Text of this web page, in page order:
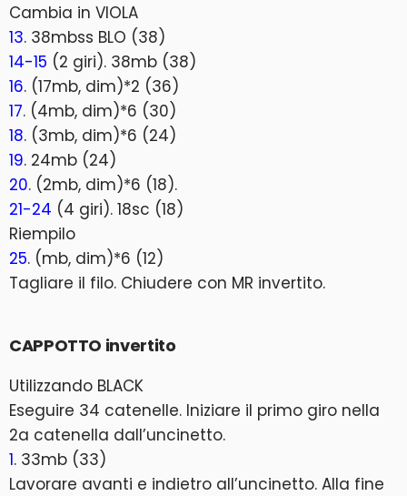
Cambia in VIOLA
13. 38mbss BLO (38)
14-15 (2 giri). 38mb (38)
16. (17mb, dim)*2 (36)
17. (4mb, dim)*6 (30)
18. (3mb, dim)*6 (24)
19. 24mb (24)
20. (2mb, dim)*6 (18).
21-24 (4 giri). 18sc (18)
Riempilo
25. (mb, dim)*6 (12)
Tagliare il filo. Chiudere con MR invertito.
CAPPOTTO invertito
Utilizzando BLACK
Eseguire 34 catenelle. Iniziare il primo giro nella
2a catenella dall’uncinetto.
1. 33mb (33)
Lavorare avanti e indietro all’uncinetto. Alla fine